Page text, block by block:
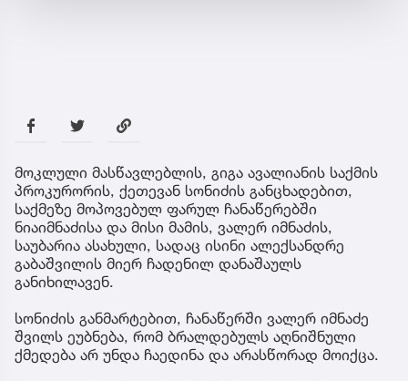
მოკლული მასწავლებლის, გიგა ავალიანის საქმის
პროკურორის, ქეთევან სონიძის განცხადებით,
საქმეზე მოპოვებულ ფარულ ჩანაწერებში
ნიაიმნაძისა და მისი მამის, ვალერ იმნაძის,
საუბარია ასახული, სადაც ისინი ალექსანდრე
გაბაშვილის მიერ ჩადენილ დანაშაულს
განიხილავენ.
სონიძის განმარტებით, ჩანაწერში ვალერ იმნაძე
შვილს ეუბნება, რომ ბრალდებულს აღნიშნული
ქმედება არ უნდა ჩაედინა და არასწორად მოიქცა.